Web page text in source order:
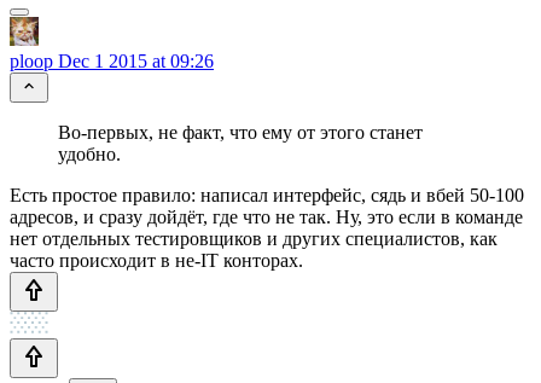
ploop Dec 1 2015 at 09:26
Во-первых, не факт, что ему от этого станет
удобно.
Есть простое правило: написал интерфейс, сядь и вбей 50-100
адресов, и сразу дойдёт, где что не так. Ну, это если в команде
нет отдельных тестировщиков и других специалистов, как
часто происходит в не-IT конторах.